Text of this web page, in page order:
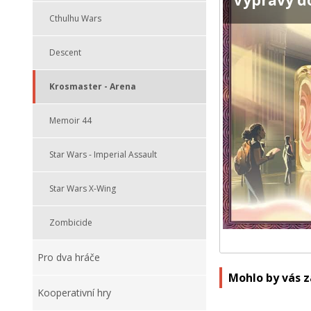
Cthulhu Wars
Descent
Krosmaster - Arena
Memoir 44
Star Wars - Imperial Assault
Star Wars X-Wing
Zombicide
Pro dva hráče
Kooperativní hry
Mohlo by vás